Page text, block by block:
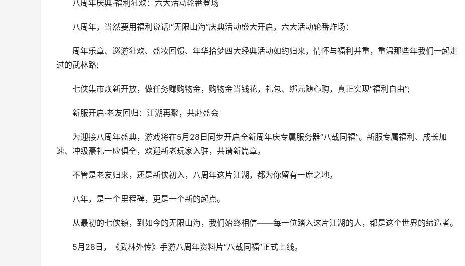
八周年庆典·福利狂欢：六大活动轮番登场
八周年，当然要用福利说话!“无限山海”庆典活动盛大开启，六大活动轮番炸场：
周年乐章、巡游狂欢、盛妆回馈、年华拾梦四大经典活动如约归来，情怀与福利并重，重温那些年我们一起走
过的武林路;
七侠集市焕新开放，做任务赚购物金，购物金当钱花，礼包、绑元随心购，真正实现“福利自由”;
新服开启·老友回归：江湖再聚，共赴盛会
为迎接八周年盛典，游戏将在5月28日同步开启全新周年庆专属服务器“八载同福”。新服专属福利、成长加
速、冲级豪礼一应俱全，欢迎新老玩家入驻，共谱新篇章。
不管是老友归来，还是新侠初入，八周年这片江湖，都为你留有一席之地。
八年，是一个里程碑，更是一个新的起点。
从最初的七侠镇，到如今的无限山海，我们始终相信——每一位踏入这片江湖的人，都是这个世界的缔造者。
5月28日，《武林外传》手游八周年资料片“八载同福”正式上线。